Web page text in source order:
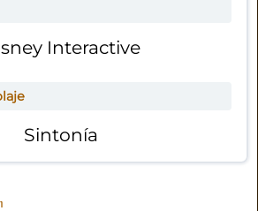
Interactive
Sintonía